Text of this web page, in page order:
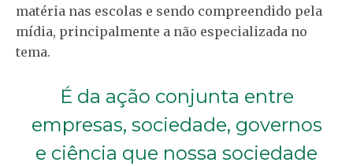
matéria nas escolas e sendo compreendido pela
mídia, principalmente a não especializada no
tema.
É da ação conjunta entre
empresas, sociedade, governos
e ciência que nossa sociedade